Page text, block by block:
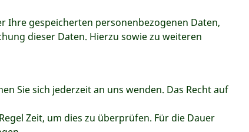
Ihre gespeicherten personenbezogenen Daten,
dieser Daten. Hierzu sowie zu weiteren
Sie sich jederzeit an uns wenden. Das Recht auf
Zeit, um dies zu überprüfen. Für die Dauer